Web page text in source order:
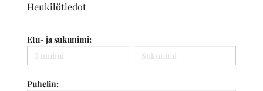
Henkilötiedot
Etu- ja sukunimi:
Puhelin: